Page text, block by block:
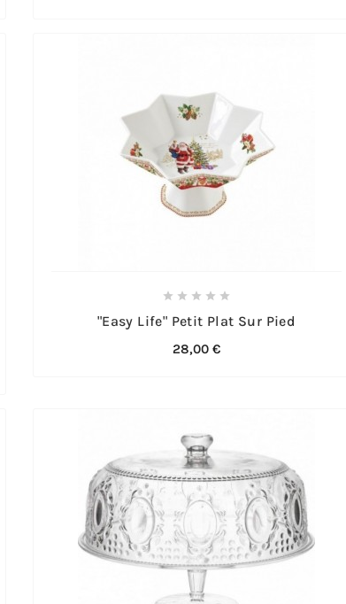
    
"Easy Life" Petit Plat Sur Pied
28,00 €